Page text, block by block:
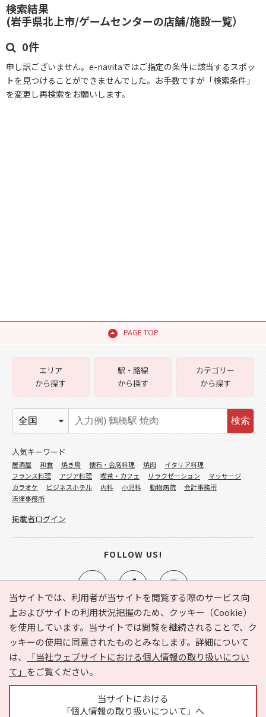
検索結果
(岩手県北上市/ゲームセンターの店舗/施設一覧）
0件
申し訳ございません。e-navitaではご指定の条件に該当するスポッ
トを見つけることができませんでした。お手数ですが「検索条件」
を変更し再検索をお願いします。
PAGE TOP
当サイトでは、利用者が当サイトを閲覧する際のサービス向
上およびサイトの利用状況把握のため、クッキー（Cookie）
を使用しています。当サイトでは閲覧を継続されることで、ク
ッキーの使用に同意されたものとみなします。詳細について
は、
「当社ウェブサイトにおける個人情報の取り扱いについ
て」 をご覧ください。
当サイトにおける
「個人情報の取り扱いについて」へ
e-NAVITA（イーナビタ）とは？ お気に入り
ヘルプ
利用規約
個人情報の取り扱いについて
運営会社
サイトマップ
広告掲載に関するお問い合わせ
エリア
から探す
駅・路線
から探す
カテゴリー
から探す
検索
人気キーワード
居酒屋 和食 焼き鳥 懐石・会席料理 焼肉
イタリア料理
フランス料理
アジア料理 喫茶・カフェ リラクゼーション
マッサージ
カラオケ
ビジネスホテル 内科 小児科 動物病院
会計事務所
法律事務所
掲載者ログイン
FOLLOW US!